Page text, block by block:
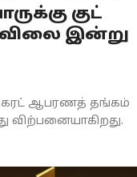
குட்
விலை இன்று
ஆபரணத் தங்கம்
விற்பனையாகிறது.